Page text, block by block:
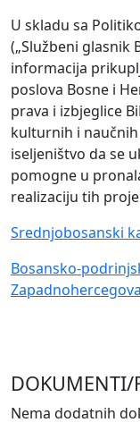
U skladu sa
(„Službeni glasnik
informacija
poslova Bosne i
prava i izbjeglice
kulturnih i
iseljeništvo da se
pomogne u
realizaciju tih
Srednjobosanski
Bosansko-
DOKUMENTI/
Nema dodatnih